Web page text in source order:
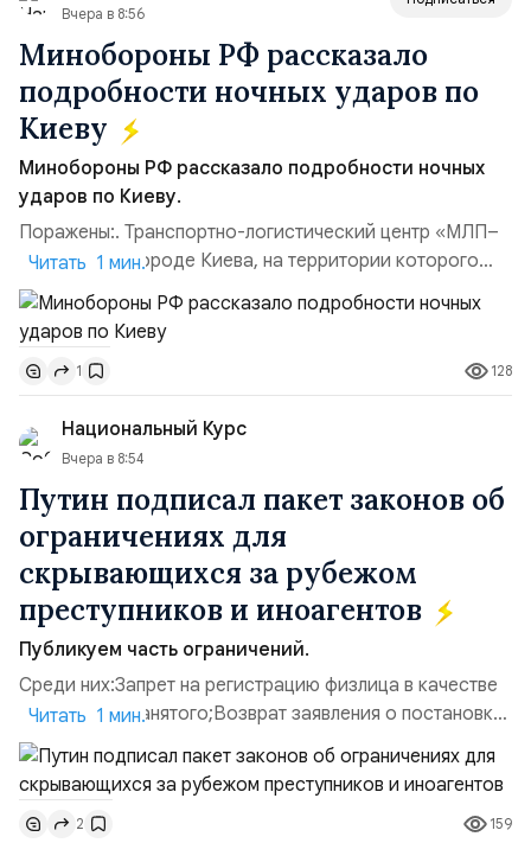
Вчера в 8:56
Минобороны РФ рассказало
подробности ночных ударов по
Киеву
Минобороны РФ рассказало подробности ночных
ударов по Киеву.
Поражены:. Транспортно-логистический центр «МЛП–
Чайка» в пригороде Киева, на территории которого
осуществлялось хранение, сборка а также запуск с
прилегающего полевого аэродром «Чайка»
дальнобойных БПЛА ВСУ; Складские помещения
«Транс-Логистик» в Оболонском районе г. Киев,
использовавшиеся для хранения военного
имущества ВСУ; Сортировочны...
Читать 1 мин.
1 128
Национальный Курс
Вчера в 8:54
Путин подписал пакет законов об
ограничениях для
скрывающихся за рубежом
преступников и иноагентов
Публикуем часть ограничений.
Среди них:Запрет на регистрацию физлица в качестве
ИП или самозанятого;Возврат заявления о постановке
недвижимости на кадастровый учет;Ограничение
водительских прав;Запрет регистрации транспортных
средств и на заключение сделок по
доверенности;Отказ в заключении кредитного
Читать 1 мин.
2 159